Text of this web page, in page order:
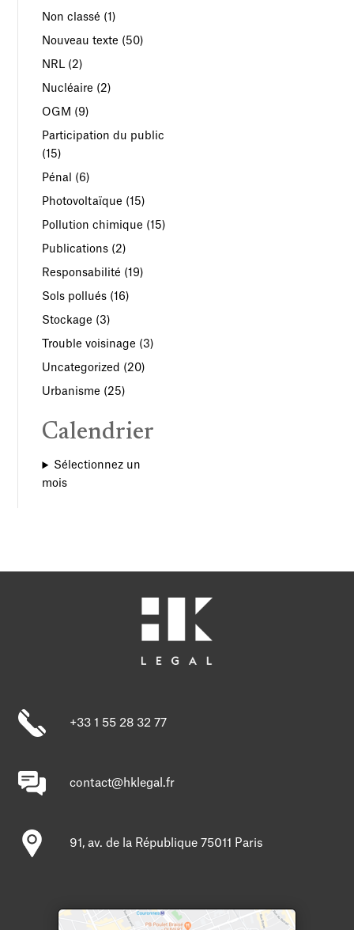
Non classé (1)
Nouveau texte (50)
NRL (2)
Nucléaire (2)
OGM (9)
Participation du public
(15)
Pénal (6)
Photovoltaïque (15)
Pollution chimique (15)
Publications (2)
Responsabilité (19)
Sols pollués (16)
Stockage (3)
Trouble voisinage (3)
Uncategorized (20)
Urbanisme (25)
Calendrier
Sélectionnez un
mois
+33 1 55 28 32 77
contact@hklegal.fr
91, av. de la République 75011 Paris